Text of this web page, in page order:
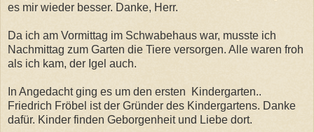
es mir wieder besser. Danke, Herr.
Da ich am Vormittag im Schwabehaus war, musste ich
Nachmittag zum Garten die Tiere versorgen. Alle waren froh
als ich kam, der Igel auch.
In Angedacht ging es um den ersten Kindergarten..
Friedrich Fröbel ist der Gründer des Kindergartens. Danke
dafür. Kinder finden Geborgenheit und Liebe dort.